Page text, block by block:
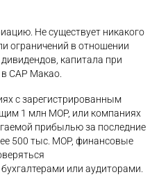
Не существует никакого
ограничений в отношении
капитала при
CAP Макао.
с зарегистрированным
1 млн MOP, или компаниях
прибылью за последние
500 тыс. MOP, финансовые
или аудиторами.